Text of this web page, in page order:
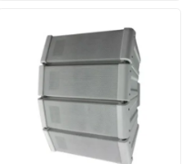
أخبار
حالات
مضخم نظام PA